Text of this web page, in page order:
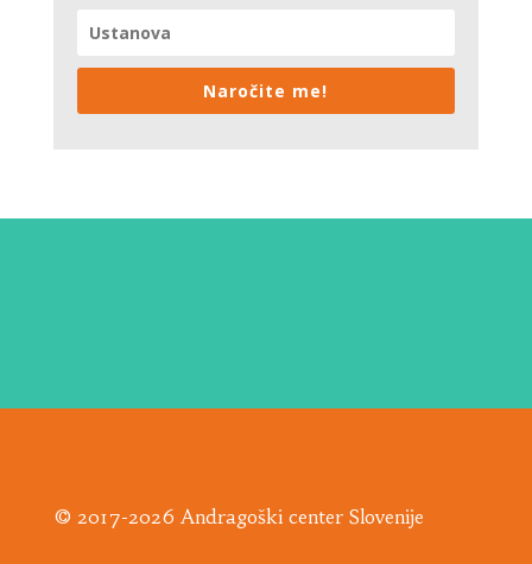
Naročite me!
© 2017-2026 Andragoški center Slovenije